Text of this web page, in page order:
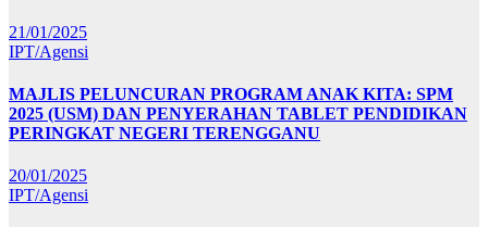
21/01/2025
IPT/Agensi
MAJLIS PELUNCURAN PROGRAM ANAK KITA: SPM
2025 (USM) DAN PENYERAHAN TABLET PENDIDIKAN
PERINGKAT NEGERI TERENGGANU
20/01/2025
IPT/Agensi